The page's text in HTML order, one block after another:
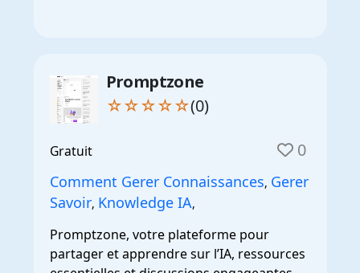
Promptzone
☆☆☆☆☆(0)
Gratuit 0
Comment Gerer Connaissances, Gerer
Savoir, Knowledge IA,
Promptzone, votre plateforme pour
partager et apprendre sur l’IA, ressources